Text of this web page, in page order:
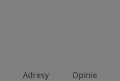
Adresy Opinie